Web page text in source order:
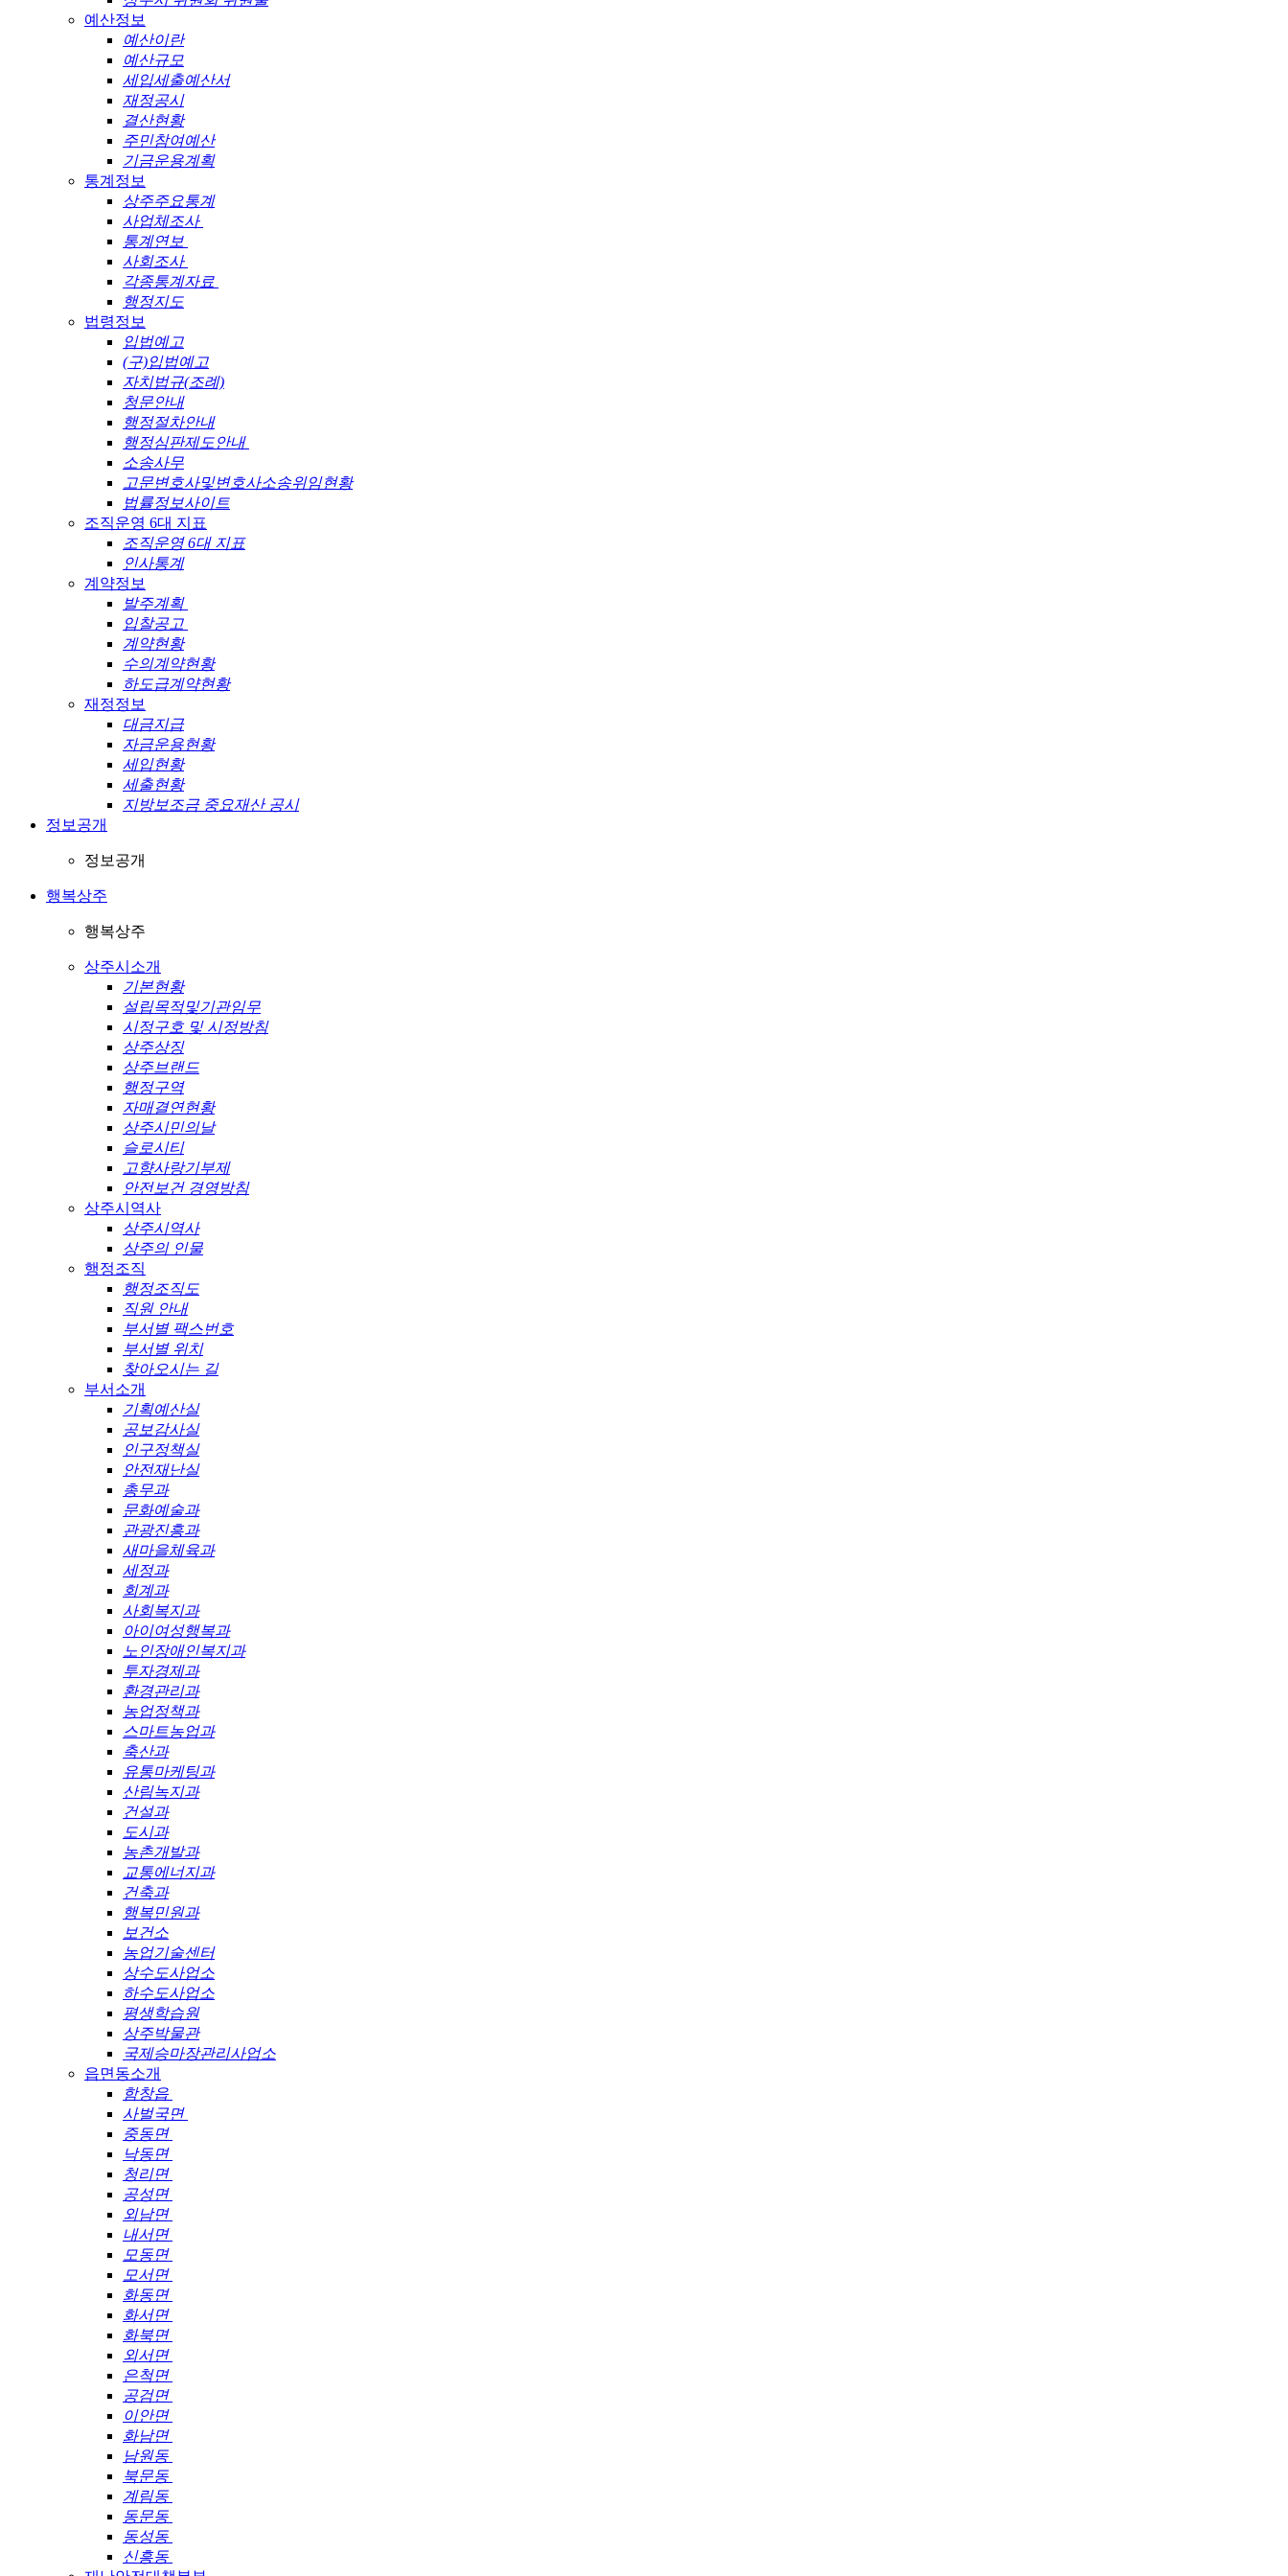
예산정보
예산이란
예산규모
세입세출예산서
재정공시
결산현황
주민참여예산
기금운용계획
통계정보
상주주요통계
사업체조사
통계연보
사회조사
각종통계자료
행정지도
법령정보
입법예고
(구)입법예고
자치법규(조례)
청문안내
행정절차안내
행정심판제도안내
소송사무
고문변호사및변호사소송위임현황
법률정보사이트
조직운영 6대 지표
조직운영 6대 지표
인사통계
계약정보
발주계획
입찰공고
계약현황
수의계약현황
하도급계약현황
재정정보
대금지급
자금운용현황
세입현황
세출현황
지방보조금 중요재산 공시
정보공개
정보공개
행복상주
행복상주
상주시소개
기본현황
설립목적및기관임무
시정구호 및 시정방침
상주상징
상주브랜드
행정구역
자매결연현황
상주시민의날
슬로시티
고향사랑기부제
안전보건 경영방침
상주시역사
상주시역사
상주의 인물
행정조직
행정조직도
직원 안내
부서별 팩스번호
부서별 위치
찾아오시는 길
부서소개
기획예산실
공보감사실
인구정책실
안전재난실
총무과
문화예술과
관광진흥과
새마을체육과
세정과
회계과
사회복지과
아이여성행복과
노인장애인복지과
투자경제과
환경관리과
농업정책과
스마트농업과
축산과
유통마케팅과
산림녹지과
건설과
도시과
농촌개발과
교통에너지과
건축과
행복민원과
보건소
농업기술센터
상수도사업소
하수도사업소
평생학습원
상주박물관
국제승마장관리사업소
읍면동소개
함창읍
사벌국면
중동면
낙동면
청리면
공성면
외남면
내서면
모동면
모서면
화동면
화서면
화북면
외서면
은척면
공검면
이안면
화남면
남원동
북문동
계림동
동문동
동성동
신흥동